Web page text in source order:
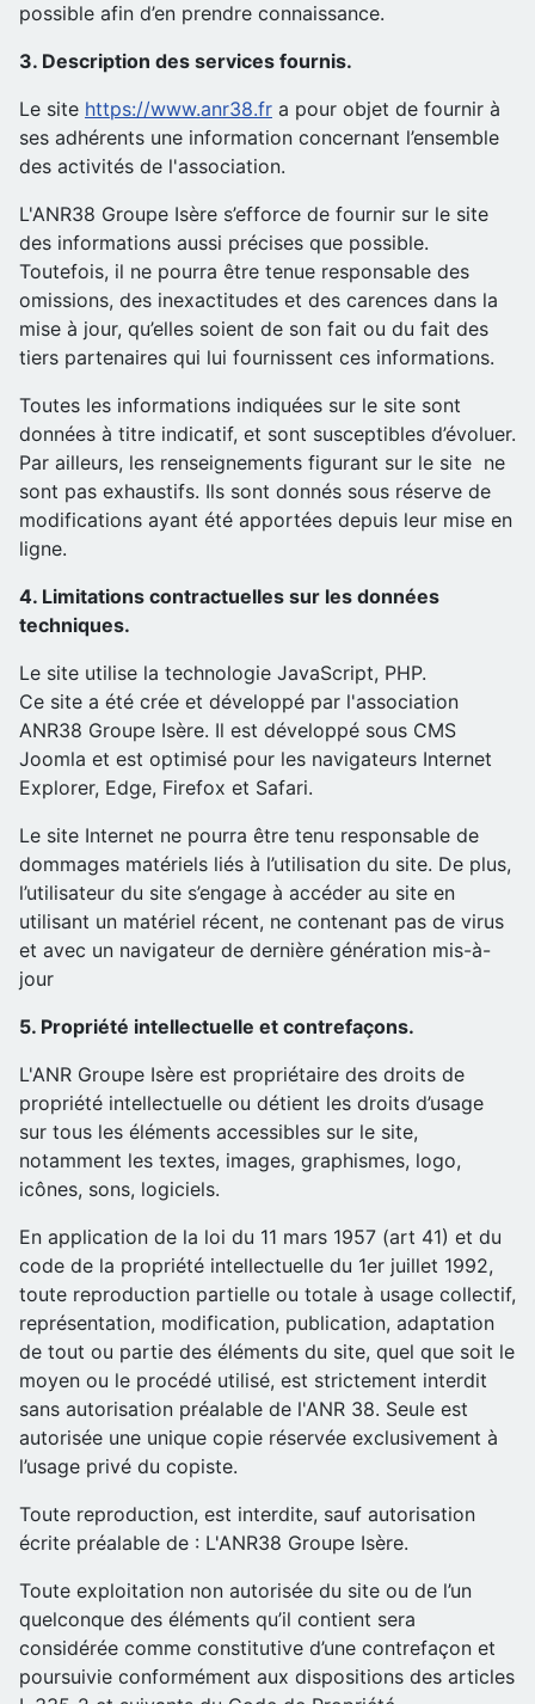
possible afin d’en prendre connaissance.
3. Description des services fournis.
Le site https://www.anr38.fr a pour objet de fournir à
ses adhérents une information concernant l’ensemble
des activités de l'association.
L'ANR38 Groupe Isère s’efforce de fournir sur le site
des informations aussi précises que possible.
Toutefois, il ne pourra être tenue responsable des
omissions, des inexactitudes et des carences dans la
mise à jour, qu’elles soient de son fait ou du fait des
tiers partenaires qui lui fournissent ces informations.
Toutes les informations indiquées sur le site sont
données à titre indicatif, et sont susceptibles d’évoluer.
Par ailleurs, les renseignements figurant sur le site ne
sont pas exhaustifs. Ils sont donnés sous réserve de
modifications ayant été apportées depuis leur mise en
ligne.
4. Limitations contractuelles sur les données
techniques.
Le site utilise la technologie JavaScript, PHP.
Ce site a été crée et développé par l'association
ANR38 Groupe Isère. Il est développé sous CMS
Joomla et est optimisé pour les navigateurs Internet
Explorer, Edge, Firefox et Safari.
Le site Internet ne pourra être tenu responsable de
dommages matériels liés à l’utilisation du site. De plus,
l’utilisateur du site s’engage à accéder au site en
utilisant un matériel récent, ne contenant pas de virus
et avec un navigateur de dernière génération mis-à-
jour
5. Propriété intellectuelle et contrefaçons.
L'ANR Groupe Isère est propriétaire des droits de
propriété intellectuelle ou détient les droits d’usage
sur tous les éléments accessibles sur le site,
notamment les textes, images, graphismes, logo,
icônes, sons, logiciels.
En application de la loi du 11 mars 1957 (art 41) et du
code de la propriété intellectuelle du 1er juillet 1992,
toute reproduction partielle ou totale à usage collectif,
représentation, modification, publication, adaptation
de tout ou partie des éléments du site, quel que soit le
moyen ou le procédé utilisé, est strictement interdit
sans autorisation préalable de l'ANR 38. Seule est
autorisée une unique copie réservée exclusivement à
l’usage privé du copiste.
Toute reproduction, est interdite, sauf autorisation
écrite préalable de : L'ANR38 Groupe Isère.
Toute exploitation non autorisée du site ou de l’un
quelconque des éléments qu’il contient sera
considérée comme constitutive d’une contrefaçon et
poursuivie conformément aux dispositions des articles